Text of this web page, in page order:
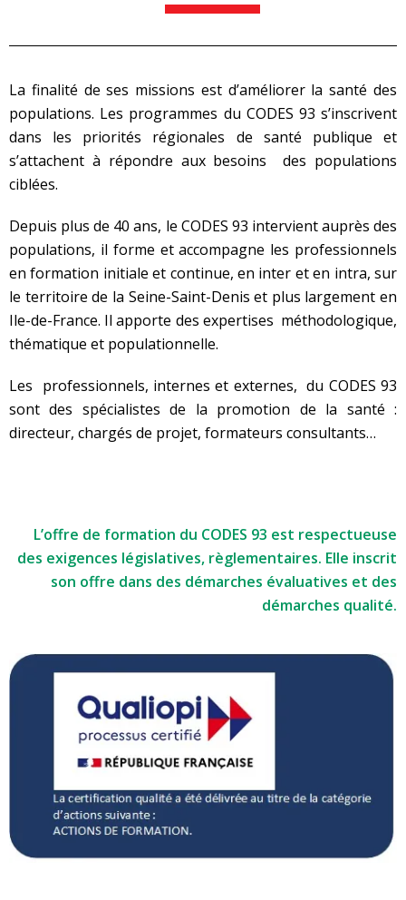
La finalité de ses missions est d’améliorer la santé des
populations. Les programmes du CODES 93 s’inscrivent
dans les priorités régionales de santé publique et
s’attachent à répondre aux besoins des populations
ciblées.
Depuis plus de 40 ans, le CODES 93 intervient auprès des
populations, il forme et accompagne les professionnels
en formation initiale et continue, en inter et en intra, sur
le territoire de la Seine-Saint-Denis et plus largement en
Ile-de-France. Il apporte des expertises méthodologique,
thématique et populationnelle.
Les professionnels, internes et externes, du CODES 93
sont des spécialistes de la promotion de la santé :
directeur, chargés de projet, formateurs consultants…
L’offre de formation du CODES 93 est respectueuse
des exigences législatives, règlementaires. Elle inscrit
son offre dans des démarches évaluatives et des
démarches qualité.